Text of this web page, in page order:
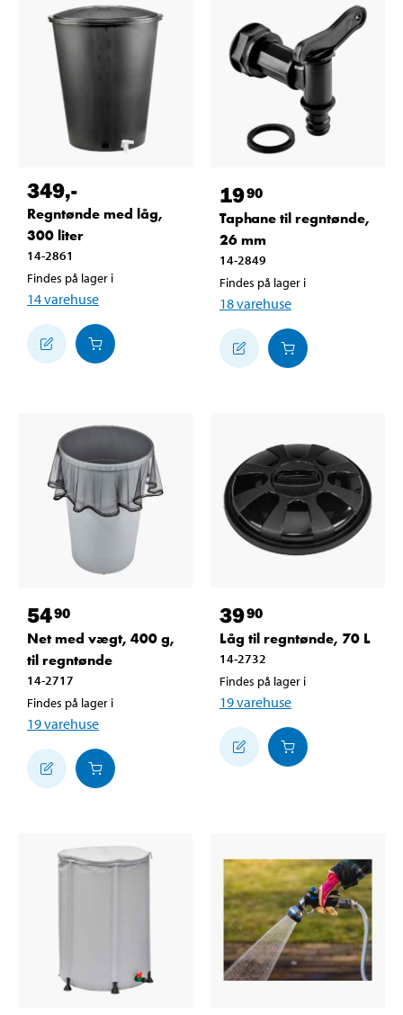
349,-
Regntønde med låg,
300 liter
14-2861
Findes på lager i
14varehuse
1990
Taphane til regntønde,
26 mm
14-2849
Findes på lager i
18varehuse
5490
Net med vægt, 400 g,
til regntønde
14-2717
Findes på lager i
19varehuse
3990
Låg til regntønde, 70 L
14-2732
Findes på lager i
19varehuse